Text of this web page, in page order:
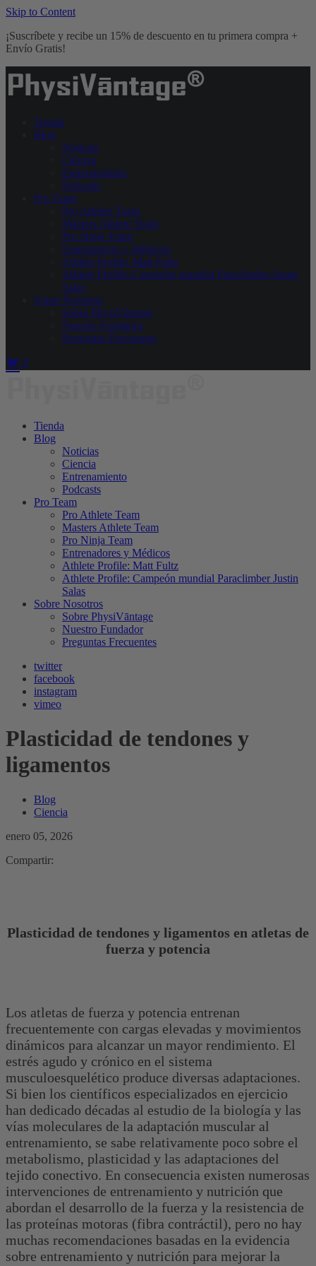
Skip to Content
¡Suscríbete y recibe un 15% de descuento en tu primera compra +
Envío Gratis!
Tienda
Blog
Noticias
Ciencia
Entrenamiento
Podcasts
Pro Team
Pro Athlete Team
Masters Athlete Team
Pro Ninja Team
Entrenadores y Médicos
Athlete Profile: Matt Fultz
Athlete Profile: Campeón mundial Paraclimber Justin
Salas
Sobre Nosotros
Sobre PhysiVāntage
Nuestro Fundador
Preguntas Frecuentes
0
Tienda
Blog
Noticias
Ciencia
Entrenamiento
Podcasts
Pro Team
Pro Athlete Team
Masters Athlete Team
Pro Ninja Team
Entrenadores y Médicos
Athlete Profile: Matt Fultz
Athlete Profile: Campeón mundial Paraclimber Justin
Salas
Sobre Nosotros
Sobre PhysiVāntage
Nuestro Fundador
Preguntas Frecuentes
twitter
facebook
instagram
vimeo
Plasticidad de tendones y
ligamentos
Blog
Ciencia
enero 05, 2026
Compartir:
Plasticidad de tendones y ligamentos en atletas de
fuerza y potencia
Los atletas de fuerza y ​​potencia entrenan
frecuentemente con cargas elevadas y movimientos
dinámicos para alcanzar un mayor rendimiento. El
estrés agudo y crónico en el sistema
musculoesquelético produce diversas adaptaciones.
Si bien los científicos especializados en ejercicio
han dedicado décadas al estudio de la biología y las
vías moleculares de la adaptación muscular al
entrenamiento, se sabe relativamente poco sobre el
metabolismo, plasticidad y las adaptaciones del
tejido conectivo. En consecuencia existen numerosas
intervenciones de entrenamiento y nutrición que
abordan el desarrollo de la fuerza y ​​la resistencia de
las proteínas motoras (fibra contráctil), pero no hay
muchas recomendaciones basadas en la evidencia
sobre entrenamiento y nutrición para mejorar la